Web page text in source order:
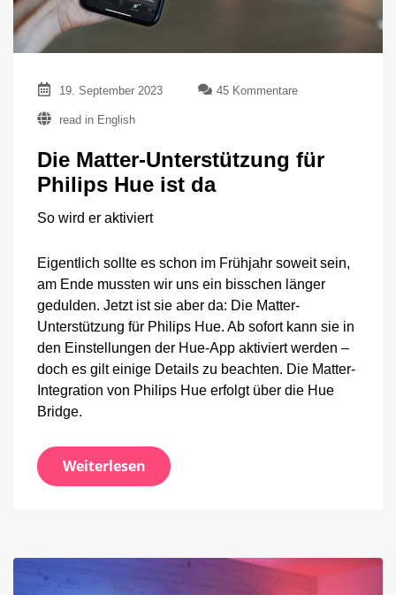
19. September 2023 45 Kommentarezu
für
read in English
Die Matter-Unterstützung für
Philips Hue ist da
So wird er aktiviert
Eigentlich sollte es schon im Frühjahr soweit sein,
am Ende mussten wir uns ein bisschen länger
gedulden. Jetzt ist sie aber da: Die Matter-
Unterstützung für Philips Hue. Ab sofort kann sie in
den Einstellungen der Hue-App aktiviert werden –
doch es gilt einige Details zu beachten. Die Matter-
Integration von Philips Hue erfolgt über die Hue
Bridge.
Weiterlesen